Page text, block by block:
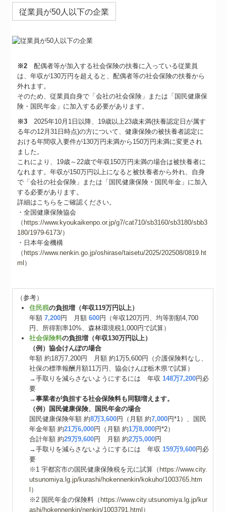
従業員が50人以下の企業
※2 配偶者等が加入する社会保険の扶養に入っている従業員
は、年収が130万円を超えると、配偶者等の社会保険の扶養から
外れます。
そのため、従業員自身で「会社の社会保険」または「国民健康保
険・国民年金」に加入する必要があります。
※3 2025年10月1日以降、19歳以上23歳未満(扶養認定日が属す
る年の12月31日時点)の方について、健康保険の被扶養者認定に
おける年間収入要件が130万円未満から150万円未満に変更され
ました。
これにより、19歳～22歳で年収150万円未満の場合は被扶養者に
なれます。年収が150万円以上になると被扶養者から外れ、自身
で「会社の社会保険」または「国民健康保険・国民年金」に加入
する必要があります。
詳細はこちらをご確認ください。
・全国健康保険協会
（ https://www.kyoukaikenpo.or.jp/g7/cat710/sb3160/sb3180/sbb3
180/1979-6173/）
・日本年金機構
（ https://www.nenkin.go.jp/oshirase/taisetu/2025/202508/0819.ht
ml ）
（参考）
住民税の負担増（年収119万円以上）
年額7,200円 月額600円（年収120万円、均等割額4,700
円、所得割率10%、森林環境税1,000円で試算）
社会保険料の負担増（年収130万円以上）
（例）協会けんぽの場合
年額 約18万7,200円 月額 約1万5,600円（介護保険料なし、
社保の標準報酬月額11万円、協会けんぽ栃木県で試算）
→手取りを減らさないようにするには 年収148万7,200円必
要
→事業者が負担する社会保険料も同額増えます。
（例）国民健康保険、国民年金の場合
国民健康保険年額 約8万3,600円（月額 約7,000円*1）、国民
年金年額 約21万6,000円（月額 約1万8,000円*2）
合計年額 約29万9,600円 月額 約2万5,000円
→手取りを減らさないようにするには 年収159万9,600円必
要
※1 宇都宮市の国民健康保険税を元に試算（ https://www.city.
utsunomiya.lg.jp/kurashi/hokennenkin/kokuho/1003765.htm
）
※2 国民年金の保険料（ https://www.city.utsunomiya.lg.jp/kur
ashi/hokennenkin/nenkin/1003791.html ）